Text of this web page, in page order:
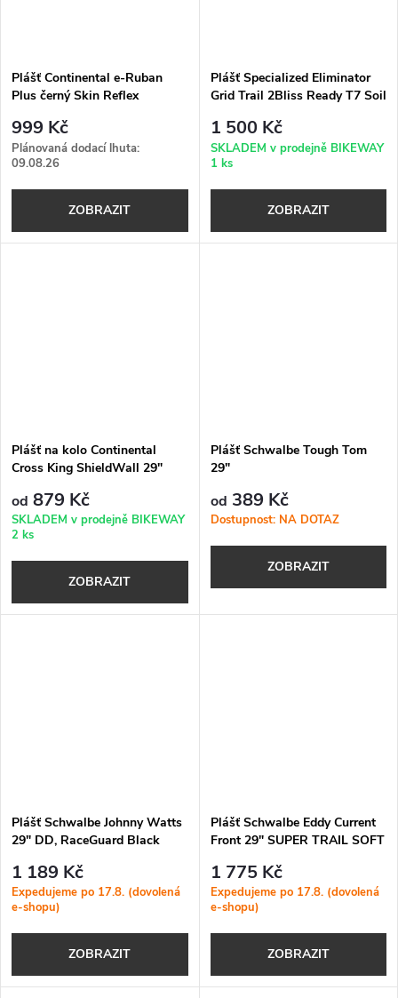
Plášť Continental e-Ruban
Plus černý Skin Reflex
999 Kč
Plánovaná dodací lhuta:
09.08.26
ZOBRAZIT
Plášť Specialized Eliminator
Grid Trail 2Bliss Ready T7 Soil
1 500 Kč
SKLADEM v prodejně BIKEWAY
1 ks
ZOBRAZIT
Plášť na kolo Continental
Cross King ShieldWall 29"
od 879 Kč
SKLADEM v prodejně BIKEWAY
2 ks
ZOBRAZIT
Plášť Schwalbe Tough Tom
29"
od 389 Kč
Dostupnost: NA DOTAZ
ZOBRAZIT
Plášť Schwalbe Johnny Watts
29" DD, RaceGuard Black
1 189 Kč
Expedujeme po 17.8. (dovolená
e-shopu)
ZOBRAZIT
Plášť Schwalbe Eddy Current
Front 29" SUPER TRAIL SOFT
1 775 Kč
Expedujeme po 17.8. (dovolená
e-shopu)
ZOBRAZIT